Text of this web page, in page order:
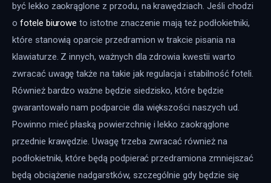
być lekko zaokrąglone z przodu, na krawędziach. Jeśli chodzi
o fotele biurowe to istotne znaczenie mają też podłokietniki,
które stanowią oparcie przedramion w trakcie pisania na
klawiaturze. Z innych, ważnych dla zdrowia kwestii warto
zwracać uwagę także na takie jak regulacja i stabilność foteli.
Również bardzo ważne będzie siedzisko, które będzie
gwarantowało nam podparcie dla większości naszych ud.
Powinno mieć płaską powierzchnię i lekko zaokrąglone
przednie krawędzie. Uwagę trzeba zwracać również na
podłokietniki, które będą podpierać przedramiona zmniejszać
będą obciążenie nadgarstków, szczególnie gdy będzie się